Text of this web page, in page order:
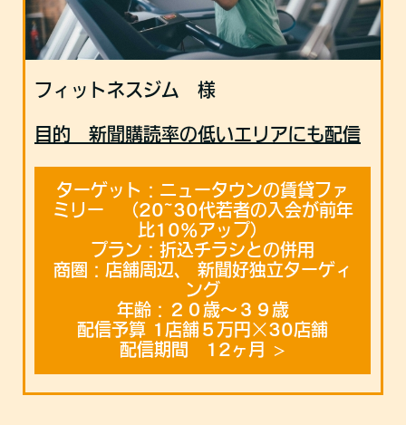
フィットネスジム 様
目的 新聞購読率の低いエリアにも配信
ターゲット：ニュータウンの賃貸ファ
ミリー （20~30代若者の入会が前年
比10%アップ）
プラン：折込チラシとの併用
商圏：店舗周辺、 新聞好独立ターゲィ
ング
年齢：２０歳〜３９歳
配信予算 1店舗５万円×30店舗
配信期間 12ヶ月